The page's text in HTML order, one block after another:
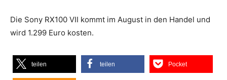
Die Sony RX100 VII kommt im August in den Handel und
wird 1.299 Euro kosten.
teilen teilen Pocket